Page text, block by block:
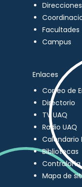
Direcciones
Facultades
Campus
Enlaces
Correo de
Directorio
TV UAQ
Radio UAQ
Calendario
Bibliotecas
Contraloría
Mapa de